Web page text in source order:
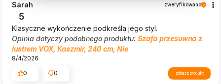
Sarah zweryfikowano
5
Klasyczne wykończenie podkreśla jego styl.
Opinia dotyczy podobnego produktu: Szafa przesuwna z
lustrem VOX, Kaszmir, 240 cm, Nie
8/4/2026
0
0 zobacz produkt